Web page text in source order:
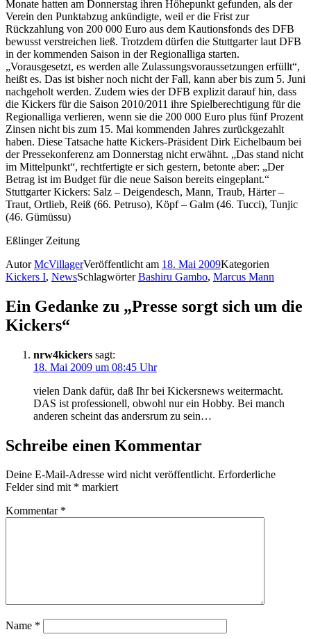
Monate hatten am Donnerstag ihren Höhepunkt gefunden, als der
Verein den Punktabzug ankündigte, weil er die Frist zur
Rückzahlung von 200 000 Euro aus dem Kautionsfonds des DFB
bewusst verstreichen ließ. Trotzdem dürfen die Stuttgarter laut DFB
in der kommenden Saison in der Regionalliga starten.
„Vorausgesetzt, es werden alle Zulassungsvoraussetzungen erfüllt“,
heißt es. Das ist bisher noch nicht der Fall, kann aber bis zum 5. Juni
nachgeholt werden. Zudem wies der DFB explizit darauf hin, dass
die Kickers für die Saison 2010/2011 ihre Spielberechtigung für die
Regionalliga verlieren, wenn sie die 200 000 Euro plus fünf Prozent
Zinsen nicht bis zum 15. Mai kommenden Jahres zurückgezahlt
haben. Diese Tatsache hatte Kickers-Präsident Dirk Eichelbaum bei
der Pressekonferenz am Donnerstag nicht erwähnt. „Das stand nicht
im Mittelpunkt“, rechtfertigte er sich gestern, betonte aber: „Der
Betrag ist im Budget für die neue Saison bereits eingeplant.“
Stuttgarter Kickers: Salz – Deigendesch, Mann, Traub, Härter –
Traut, Ortlieb, Reiß (66. Petruso), Köpf – Galm (46. Tucci), Tunjic
(46. Gümüssu)
Eßlinger Zeitung
AutorMcVillagerVeröffentlicht am 18. Mai 2009Kategorien
Kickers I, NewsSchlagwörterBashiru Gambo, Marcus Mann
Ein Gedanke zu „Presse sorgt sich um die
Kickers“
nrw4kickers sagt:
18. Mai 2009 um 08:45 Uhr
vielen Dank dafür, daß Ihr bei Kickersnews weitermacht.
DAS ist professionell, obwohl nur ein Hobby. Bei manch
anderen scheint das andersrum zu sein…
Schreibe einen Kommentar
Deine E-Mail-Adresse wird nicht veröffentlicht. Erforderliche
Felder sind mit * markiert
Kommentar *
Name *